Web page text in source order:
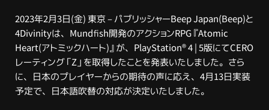
2023年2月3日(金) 東京 – パブリッシャーBeep Japan(Beep)と
4Divinityは、Mundfish開発のアクションRPG『Atomic
Heart(アトミックハート)』が、PlayStation® 4 | 5版にてCERO
レーティング「Z」を取得したことを発表いたしました。さら
に、日本のプレイヤーからの期待の声に応え、4月13日実装
予定で、日本語吹替の対応が決定いたしました。